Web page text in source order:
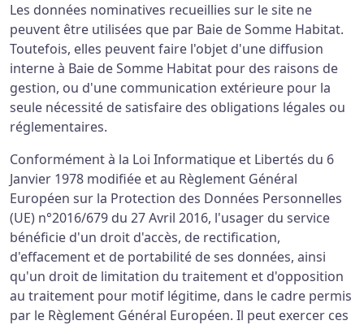
Les données nominatives recueillies sur le site ne
peuvent être utilisées que par Baie de Somme Habitat.
Toutefois, elles peuvent faire l'objet d'une diffusion
interne à Baie de Somme Habitat pour des raisons de
gestion, ou d'une communication extérieure pour la
seule nécessité de satisfaire des obligations légales ou
réglementaires.
Conformément à la Loi Informatique et Libertés du 6
Janvier 1978 modifiée et au Règlement Général
Européen sur la Protection des Données Personnelles
(UE) n°2016/679 du 27 Avril 2016, l'usager du service
bénéficie d'un droit d'accès, de rectification,
d'effacement et de portabilité de ses données, ainsi
qu'un droit de limitation du traitement et d'opposition
au traitement pour motif légitime, dans le cadre permis
par le Règlement Général Européen. Il peut exercer ces